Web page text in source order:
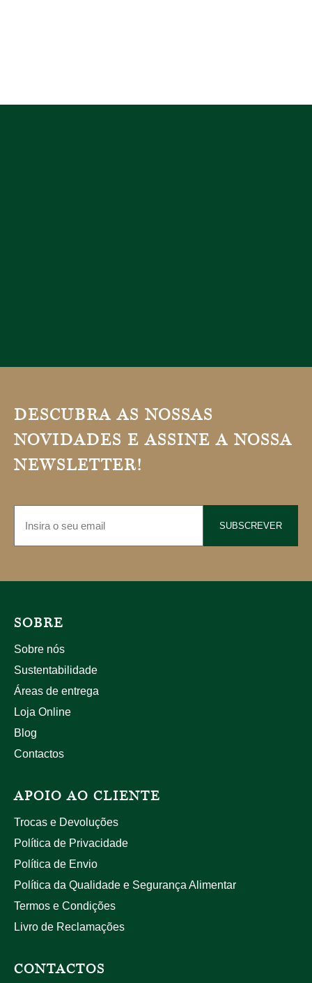
DESCUBRA AS NOSSAS
NOVIDADES E ASSINE A NOSSA
NEWSLETTER!
SUBSCREVER
SOBRE
Sobre nós
Sustentabilidade
Áreas de entrega
Loja Online
Blog
Contactos
APOIO AO CLIENTE
Trocas e Devoluções
Política de Privacidade
Política de Envio
Política da Qualidade e Segurança Alimentar
Termos e Condições
Livro de Reclamações
CONTACTOS